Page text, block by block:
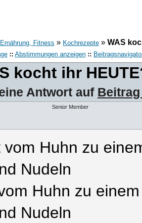
Fitness » Kochrezepte » WAS
:: Abstimmungen anzeigen ::
kocht ihr
Antwort auf Beitrag
Senior Member
vom Huhn zu
Nudeln
Huhn zu
Nudeln